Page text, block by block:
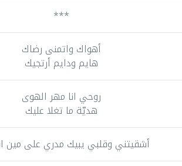
***
أهواك واتمنى رضاك
هايم ودايم أرتجيك
روحي انا مهر الهوى
هديّة ما تغلا عليك
أشقيتني وقلبي يبيك مدري على مين